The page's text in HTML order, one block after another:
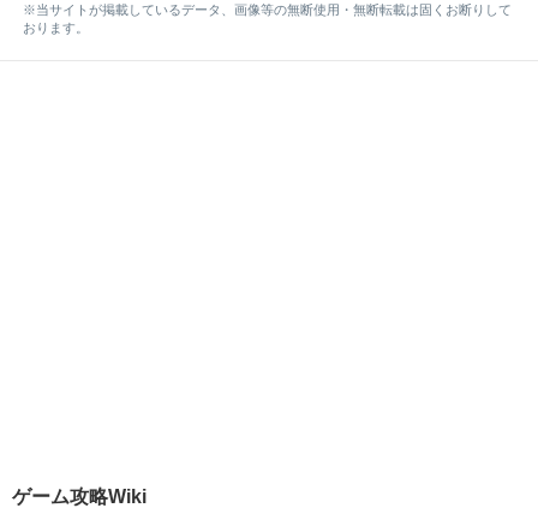
※当サイトが掲載しているデータ、画像等の無断使用・無断転載は固くお断りして
おります。
ゲーム攻略Wiki